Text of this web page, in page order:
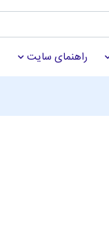
راهنمای سایت